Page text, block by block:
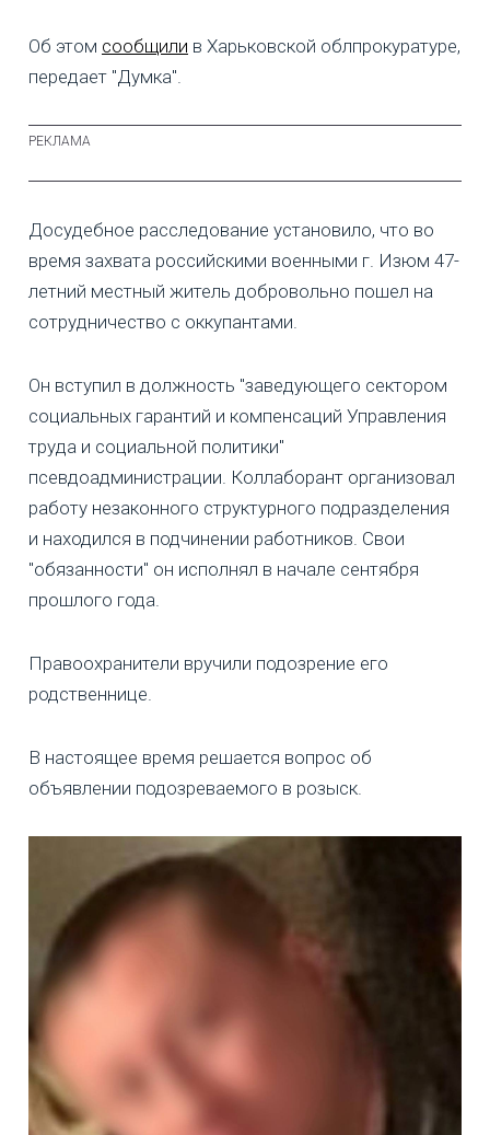
Об этом сообщили в Харьковской облпрокуратуре,
передает "Думка".
Досудебное расследование установило, что во
время захвата российскими военными г. Изюм 47-
летний местный житель добровольно пошел на
сотрудничество с оккупантами.
Он вступил в должность "заведующего сектором
социальных гарантий и компенсаций Управления
труда и социальной политики"
псевдоадминистрации. Коллаборант организовал
работу незаконного структурного подразделения
и находился в подчинении работников. Свои
"обязанности" он исполнял в начале сентября
прошлого года.
Правоохранители вручили подозрение его
родственнице.
В настоящее время решается вопрос об
объявлении подозреваемого в розыск.